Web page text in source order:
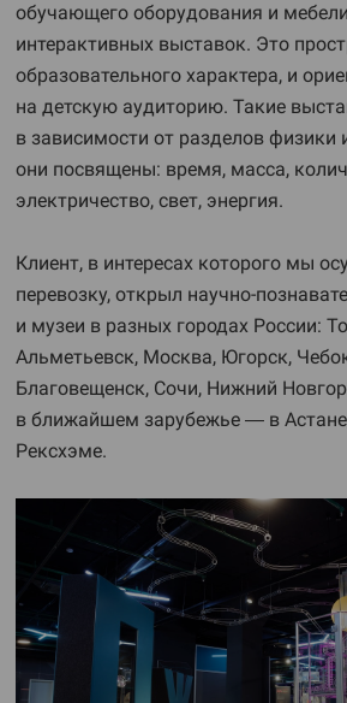
обучающего оборудования и
интерактивных выставок. Это
образовательного характера, и
на детскую аудиторию. Такие
в зависимости от разделов
они посвящены: время, масса,
электричество, свет, энергия.
Клиент, в интересах которого мы
перевозку, открыл научно-
и музеи в разных городах России:
Альметьевск, Москва, Югорск,
Благовещенск, Сочи, Нижний
в ближайшем зарубежье — в
Рексхэме.